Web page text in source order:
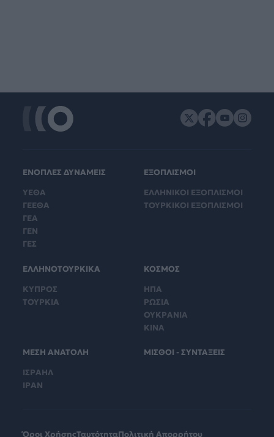
ΕΝΟΠΛΕΣ ΔΥΝΑΜΕΙΣ
ΥΕΘΑ
ΓΕΕΘΑ
ΓΕΑ
ΓΕΝ
ΓΕΣ
ΕΞΟΠΛΙΣΜΟΙ
ΕΛΛΗΝΙΚΟΙ ΕΞΟΠΛΙΣΜΟΙ
ΤΟΥΡΚΙΚΟΙ ΕΞΟΠΛΙΣΜΟΙ
ΕΛΛΗΝΟΤΟΥΡΚΙΚΑ
ΚΥΠΡΟΣ
ΤΟΥΡΚΙΑ
ΚΟΣΜΟΣ
ΗΠΑ
ΡΩΣΙΑ
ΟΥΚΡΑΝΙΑ
ΚΙΝΑ
ΜΕΣΗ ΑΝΑΤΟΛΗ
ΙΣΡΑΗΛ
ΙΡΑΝ
ΜΙΣΘΟΙ - ΣΥΝΤΑΞΕΙΣ
Όροι ΧρήσηςΤαυτότηταΠολιτική Απορρήτου